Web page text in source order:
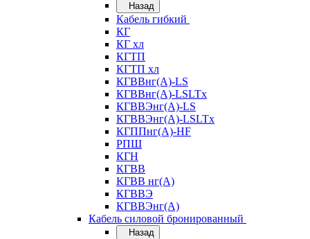
Назад
Кабель гибкий
КГ
КГ хл
КГТП
КГТП хл
КГВВнг(А)-LS
КГВВнг(А)-LSLTx
КГВВЭнг(А)-LS
КГВВЭнг(А)-LSLTx
КГППнг(А)-HF
РПШ
КГН
КГВВ
КГВВ нг(А)
КГВВЭ
КГВВЭнг(А)
Кабель силовой бронированный
Назад